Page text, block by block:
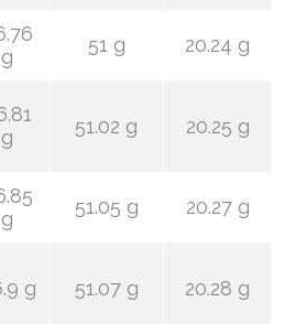
g
51 g 20.24 g
g
51.02 g 20.25 g
g
51.05 g 20.27 g
g 51.07 g 20.28 g